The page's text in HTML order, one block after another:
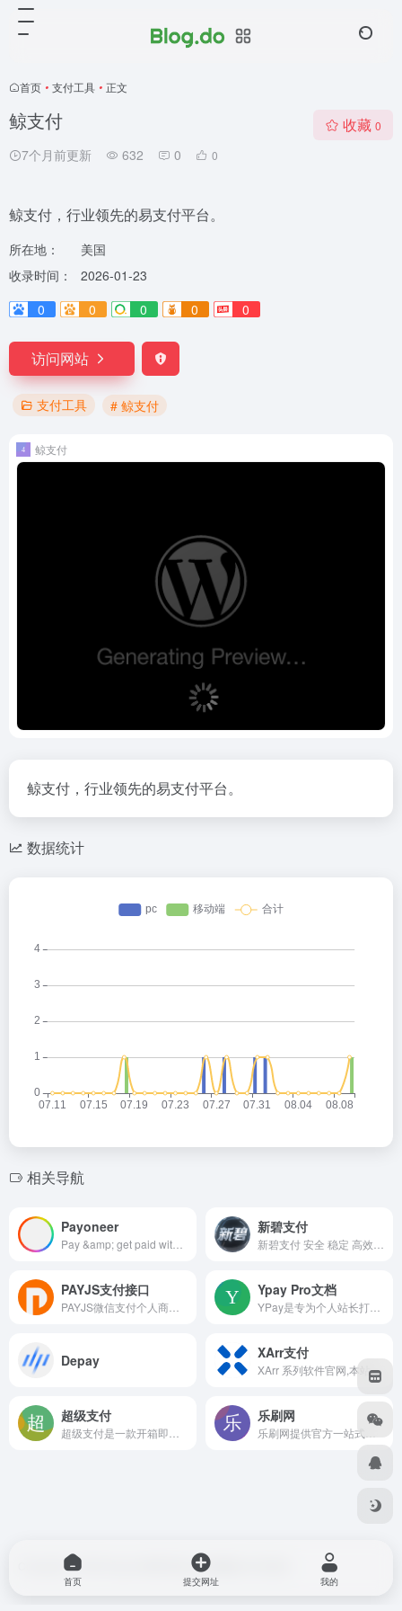
首页 • 支付工具 • 正文
鲸支付
7个月前更新 632 0 0
收藏 0
鲸支付，行业领先的易支付平台。
所在地：
美国
收录时间：
2026-01-23
0
0 0 0 0
访问网站
支付工具 # 鲸支付
鲸支付
鲸支付，行业领先的易支付平台。
数据统计
相关导航
Payoneer 新碧支付
PAYJS支付接口 Ypay Pro文档
Depay XArr支付
XArr 系列软件官网,本站提供XArrPay个人版,XArrPay商户版支付系统,更有家庭媒体相关XArrRss追番追剧程序
超级支付 乐刷网
Copyright © 2026 由OneNav
首页 提交网址 我的